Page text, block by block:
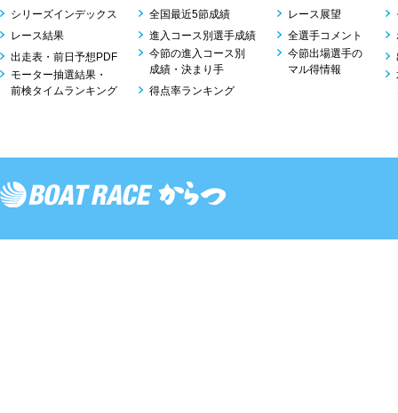
シリーズインデックス
レース結果
出走表・前日予想PDF
モーター抽選結果・
前検タイムランキング
全国最近5節成績
進入コース別選手成績
今節の進入コース別
成績・決まり手
得点率ランキング
レース展望
全選手コメント
今節出場選手の
マル得情報